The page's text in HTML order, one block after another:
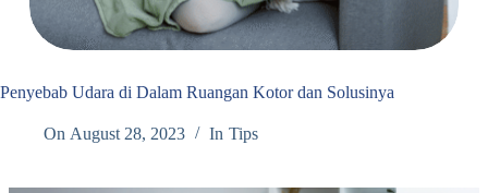
Penyebab Udara di Dalam Ruangan Kotor dan Solusinya
On August 28, 2023 In Tips